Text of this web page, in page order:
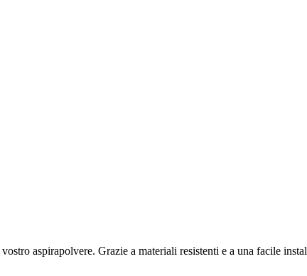
aspirapolvere. Grazie a materiali resistenti e a una facile